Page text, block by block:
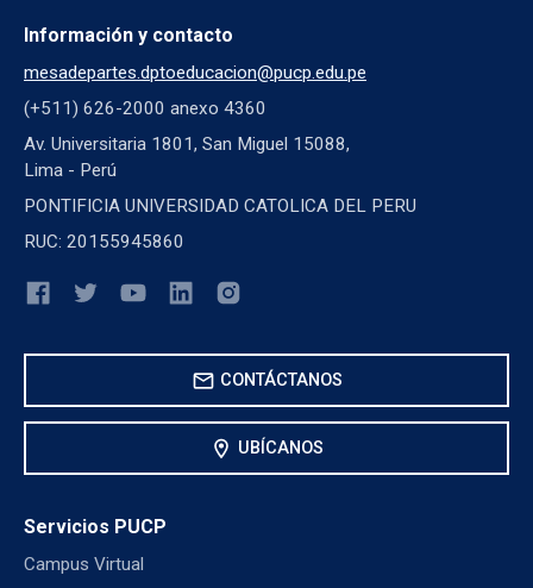
Información y contacto
mesadepartes.dptoeducacion@pucp.edu.pe
(+511) 626-2000 anexo 4360
Av. Universitaria 1801, San Miguel 15088,
Lima - Perú
PONTIFICIA UNIVERSIDAD CATOLICA DEL PERU
RUC: 20155945860
mail CONTÁCTANOS
location_on UBÍCANOS
Servicios PUCP
Campus Virtual